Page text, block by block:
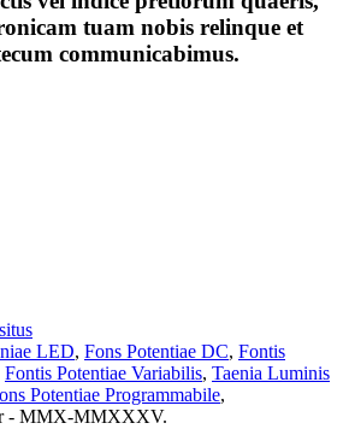
tuam nobis relinque et
communicabimus.
LED, Fons Potentiae DC, Fontis
Fontis Potentiae Variabilis, Taenia Luminis
Potentiae Programmabile,
- MMX-MMXXXV.